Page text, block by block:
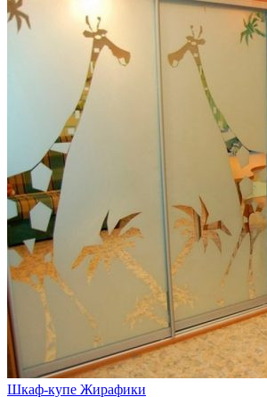
Шкаф-купе Жирафики